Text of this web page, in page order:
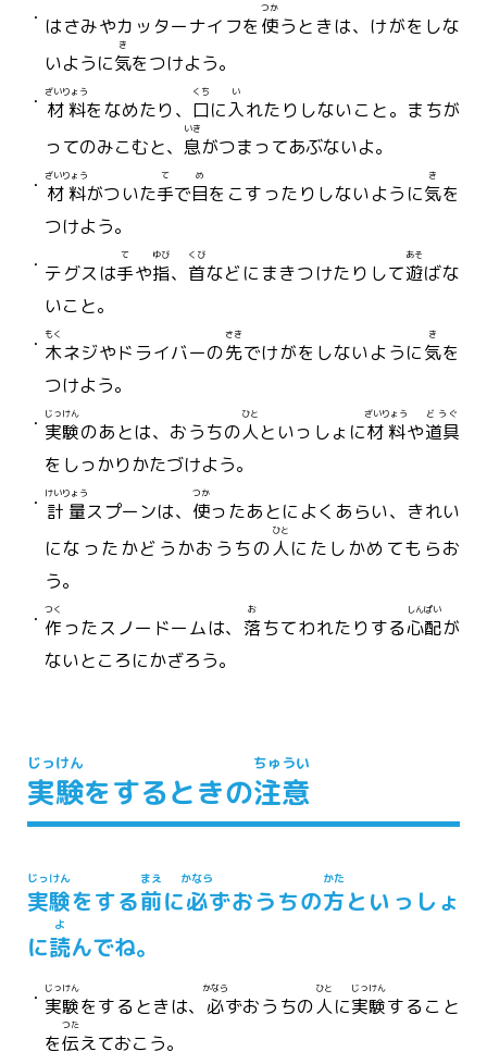
はさみやカッターナイフを 使
つか
うときは、けがをしな
いように気
き
をつけよう。
材料
ざいりょう
をなめたり、 口
くち
に入
い
れたりしないこと。まちが
ってのみこむと、 息
いき
がつまってあぶないよ。
材料
ざいりょう
がついた手
て
で目
め
をこすったりしないように気
き
を
つけよう。
テグスは手
て
や指
ゆび
、 首
くび
などにまきつけたりして遊
あそ
ばな
いこと。
木
もく
ネジやドライバーの先
さき
でけがをしないように気
き
を
つけよう。
実験
じっけん
のあとは、おうちの人
ひと
といっしょに材料
ざいりょう
や道具
どうぐ
をしっかりかたづけよう。
計量
けいりょう
スプーンは、 使
つか
ったあとによくあらい、きれい
になったかどうかおうちの人
ひと
にたしかめてもらお
う。
作
つく
ったスノードームは、 落
お
ちてわれたりする心配
しんぱい
が
ないところにかざろう。
実験
じっけん
をするときの注意
ちゅうい
実験
じっけん
をする前
まえ
に必
かなら
ずおうちの方
かた
といっしょ
に読
よ
んでね。
実験
じっけん
をするときは、 必
かなら
ずおうちの人
ひと
に実験
じっけん
すること
を伝
つた
えておこう。